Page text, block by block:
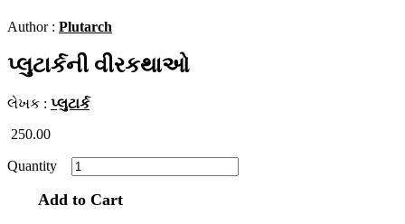
Author : Plutarch
પ્લુટાર્કની વીરકથાઓ
લેખક : પ્લુટાર્ક
250.00
Quantity
Add to Cart